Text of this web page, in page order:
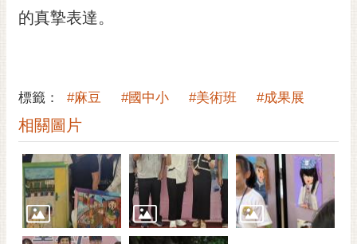
的真摯表達。
標籤： #麻豆 #國中小 #美術班 #成果展
相關圖片